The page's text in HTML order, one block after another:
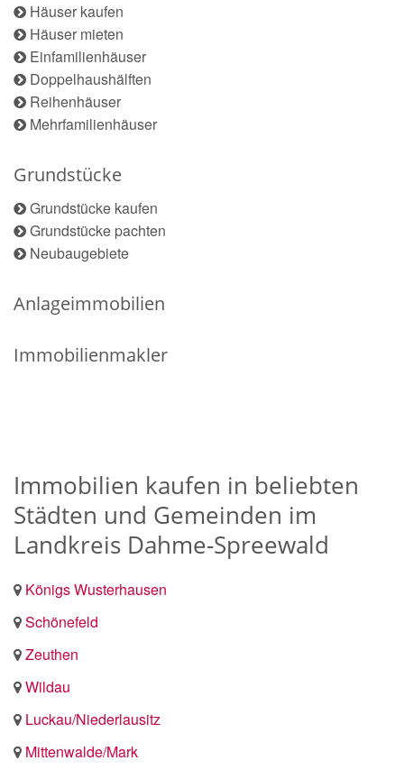
Häuser kaufen
Häuser mieten
Einfamilienhäuser
Doppelhaushälften
Reihenhäuser
Mehrfamilienhäuser
Grundstücke
Grundstücke kaufen
Grundstücke pachten
Neubaugebiete
Anlageimmobilien
Immobilienmakler
Immobilien kaufen in beliebten
Städten und Gemeinden im
Landkreis Dahme-Spreewald
Königs Wusterhausen
Schönefeld
Zeuthen
Wildau
Luckau/Niederlausitz
Mittenwalde/Mark